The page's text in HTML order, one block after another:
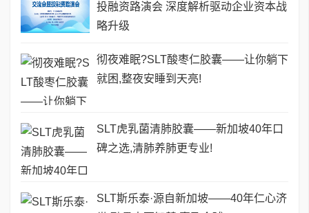
投融资路演会 深度解析驱动企业资本战
略升级
彻夜难眠?SLT酸枣仁胶囊——让你躺下
就困,整夜安睡到天亮!
SLT虎乳菌清肺胶囊——新加坡40年口
碑之选,清肺养肺更专业!
SLT斯乐泰·源自新加坡——40年仁心济